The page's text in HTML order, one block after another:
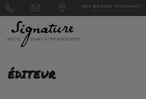
ÉDITEUR
Panel de gestión de cookies